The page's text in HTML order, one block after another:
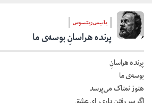
یانیس ریتسوس
پرنده هراسانِ بوسه‌ی ما
پرنده هراسانِ
بوسه‌ی ما
هنوز نمناک می‌پرسد